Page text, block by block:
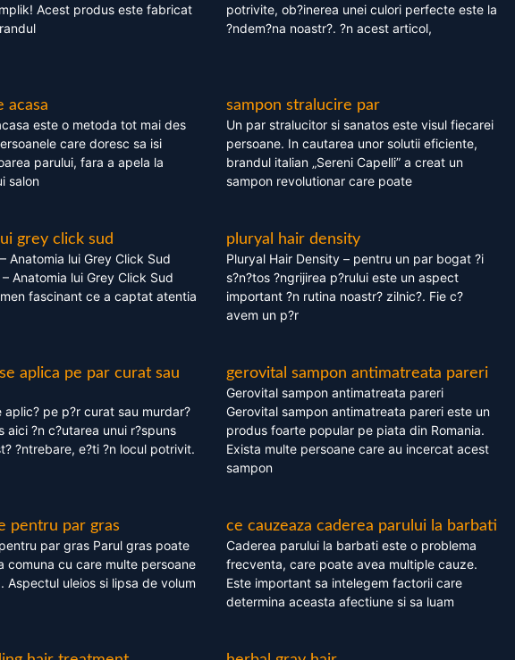
Acest produs este fabricat
potrivite, ob?inerea unei culori perfecte este la
?ndem?na noastr?. ?n acest articol,
acasa
este o metoda tot mai des
care doresc sa isi
parului, fara a apela la
salon
sampon stralucire par
Un par stralucitor si sanatos este visul fiecarei
persoane. In cautarea unor solutii eficiente,
brandul italian „Sereni Capelli” a creat un
sampon revolutionar care poate
grey click sud
Anatomia lui Grey Click Sud
Anatomia lui Grey Click Sud
fascinant ce a captat atentia
pluryal hair density
Pluryal Hair Density – pentru un par bogat ?i
s?n?tos ?ngrijirea p?rului este un aspect
important ?n rutina noastr? zilnic?. Fie c?
avem un p?r
aplica pe par curat sau
aplic? pe p?r curat sau murdar?
aici ?n c?utarea unui r?spuns
?ntrebare, e?ti ?n locul potrivit.
gerovital sampon antimatreata pareri
Gerovital sampon antimatreata pareri
Gerovital sampon antimatreata pareri este un
produs foarte popular pe piata din Romania.
Exista multe persoane care au incercat acest
sampon
pentru par gras
par gras Parul gras poate
comuna cu care multe persoane
Aspectul uleios si lipsa de volum
ce cauzeaza caderea parului la barbati
Caderea parului la barbati este o problema
frecventa, care poate avea multiple cauze.
Este important sa intelegem factorii care
determina aceasta afectiune si sa luam